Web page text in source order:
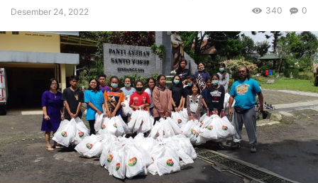
Desember 24, 2022 0
340